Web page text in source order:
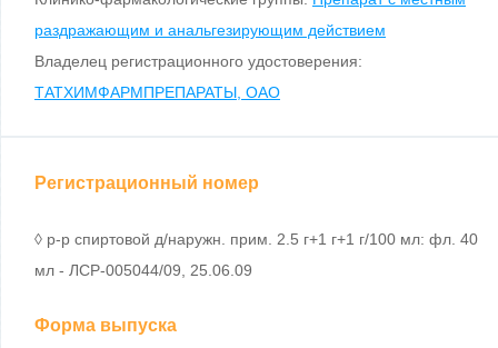
раздражающим и анальгезирующим действием
Владелец регистрационного удостоверения:
ТАТХИМФАРМПРЕПАРАТЫ, ОАО
Регистрационный номер
◊ р-р спиртовой д/наружн. прим. 2.5 г+1 г+1 г/100 мл: фл. 40
мл - ЛСР-005044/09, 25.06.09
Форма выпуска